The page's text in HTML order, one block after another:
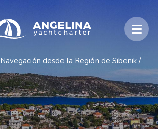
Navegación desde la Región de Sibenik /